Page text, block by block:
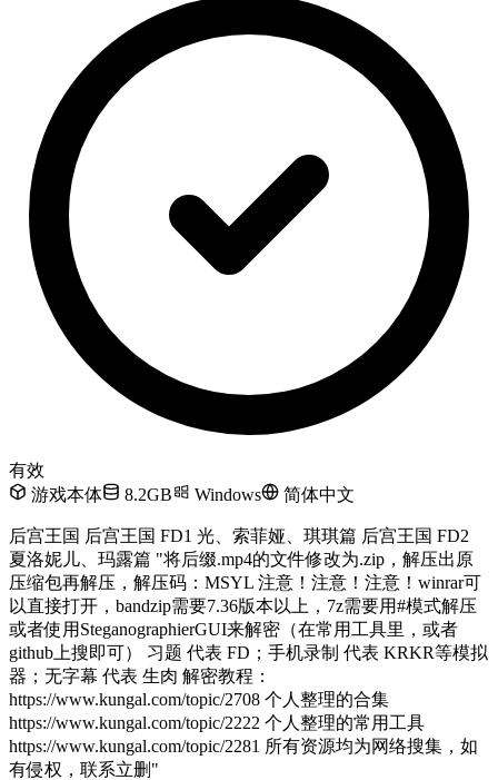
有效
游戏本体
8.2GB Windows 简体中文
后宫王国 后宫王国 FD1 光、索菲娅、琪琪篇 后宫王国 FD2
夏洛妮儿、玛露篇 "将后缀.mp4的文件修改为.zip，解压出原
压缩包再解压，解压码：MSYL 注意！注意！注意！winrar可
以直接打开，bandzip需要7.36版本以上，7z需要用#模式解压
或者使用SteganographierGUI来解密（在常用工具里，或者
github上搜即可） 习题 代表 FD；手机录制 代表 KRKR等模拟
器；无字幕 代表 生肉 解密教程：
https://www.kungal.com/topic/2708 个人整理的合集
https://www.kungal.com/topic/2222 个人整理的常用工具
https://www.kungal.com/topic/2281 所有资源均为网络搜集，如
有侵权，联系立删"